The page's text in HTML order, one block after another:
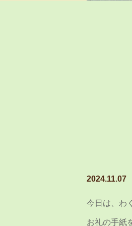
2024.11.07
今日は、わ
お礼の手紙